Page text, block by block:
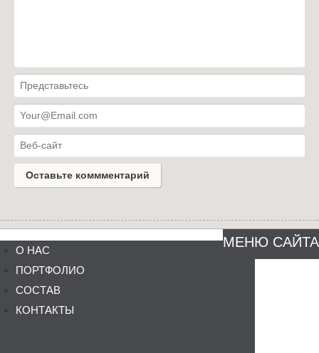
МЕНЮ САЙТА
О НАС
ПОРТФОЛИО
СОСТАВ
КОНТАКТЫ